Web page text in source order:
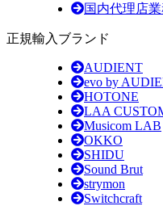
国内代理店
正規輸入ブランド
AUDIENT
evo by
HOTONE
LAA
Musicom LAB
OKKO
SHIDU
Sound Brut
strymon
Switchcraft